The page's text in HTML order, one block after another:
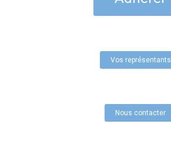
Vos représentants
Nous contacter